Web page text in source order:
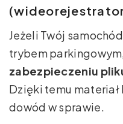
Jeżeli Twój
trybem
zabezpieczeniu
Dzięki temu
dowód w sprawie.